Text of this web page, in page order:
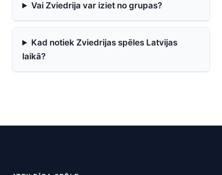
Vai Zviedrija var iziet no grupas?
Kad notiek Zviedrijas spēles Latvijas
laikā?